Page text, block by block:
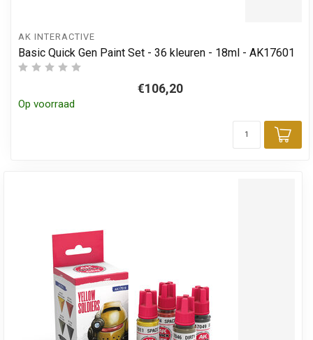
AK INTERACTIVE
Basic Quick Gen Paint Set - 36 kleuren - 18ml - AK17601
€106,20
Op voorraad